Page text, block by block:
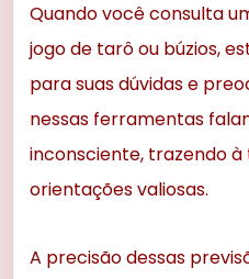
Quando você consulta
jogo de tarô ou búzios,
para suas dúvidas e
nessas ferramentas
inconsciente, trazendo à
orientações valiosas.
A precisão dessas